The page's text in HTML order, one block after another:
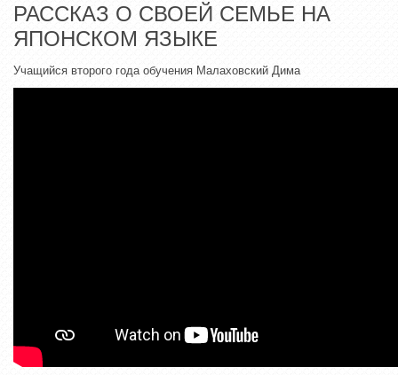
РАССКАЗ О СВОЕЙ СЕМЬЕ НА
ЯПОНСКОМ ЯЗЫКЕ
Учащийся второго года обучения Малаховский Дима